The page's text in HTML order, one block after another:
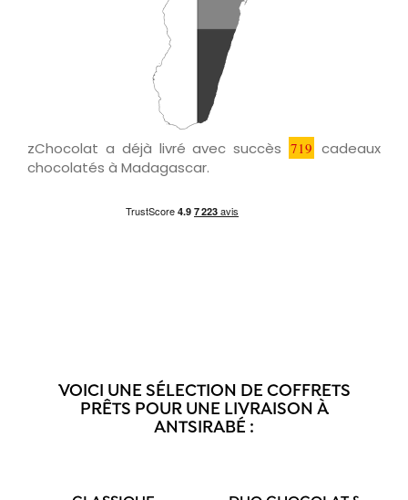
zChocolat a déjà livré avec succès 719 cadeaux
chocolatés à Madagascar.
VOICI UNE SÉLECTION DE COFFRETS
PRÊTS POUR UNE LIVRAISON À
ANTSIRABÉ :